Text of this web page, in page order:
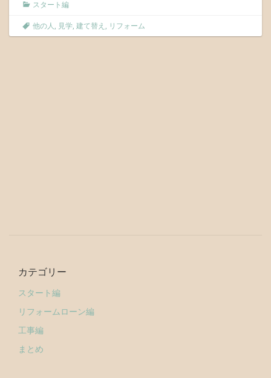
スタート編
他の人 , 見学, 建て替え , リフォーム
カテゴリー
スタート編
リフォームローン編
工事編
まとめ